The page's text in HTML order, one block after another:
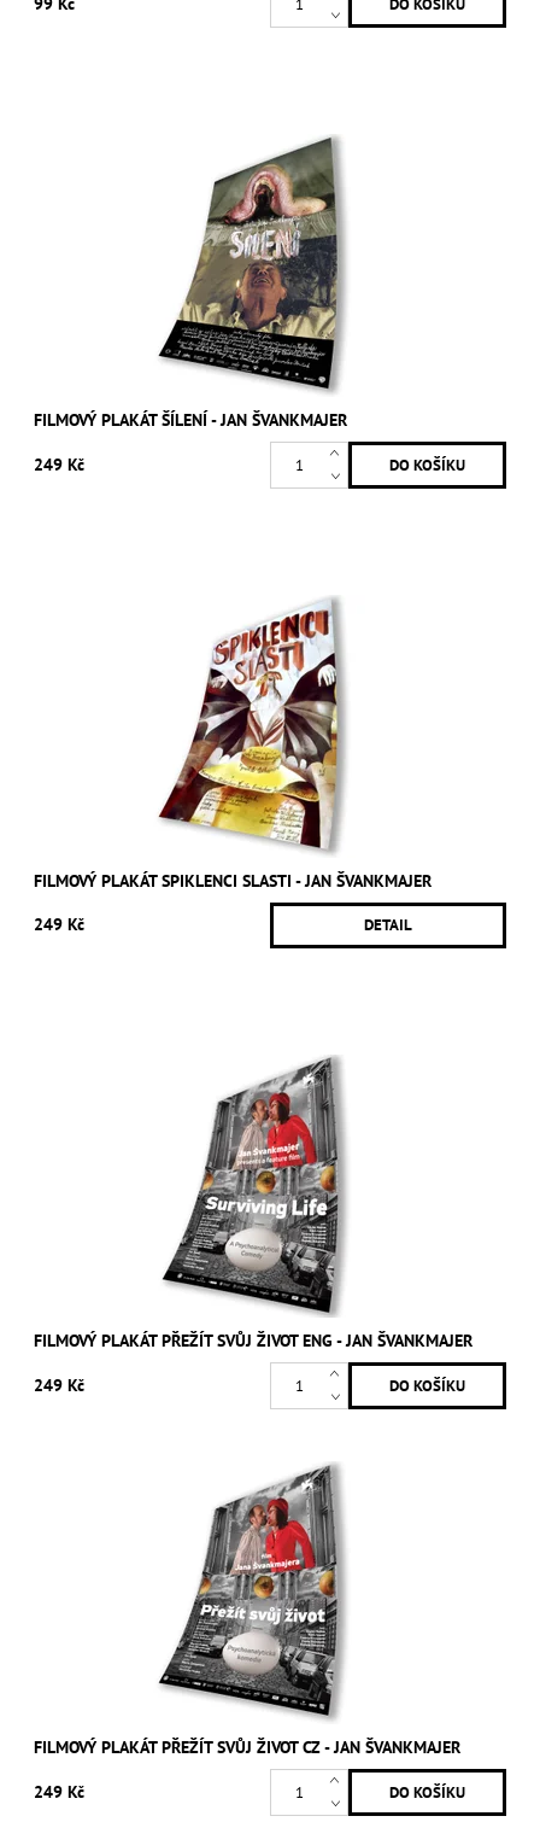
FILMOVÝ PLAKÁT ŠÍLENÍ - JAN ŠVANKMAJER
249 Kč
FILMOVÝ PLAKÁT SPIKLENCI SLASTI - JAN ŠVANKMAJER
249 Kč DETAIL
FILMOVÝ PLAKÁT PŘEŽÍT SVŮJ ŽIVOT ENG - JAN ŠVANKMAJER
249 Kč
FILMOVÝ PLAKÁT PŘEŽÍT SVŮJ ŽIVOT CZ - JAN ŠVANKMAJER
249 Kč